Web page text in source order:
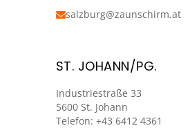
salzburg@zaunschirm.at
ST. JOHANN/PG.
Industriestraße 33
5600 St. Johann
Telefon: +43 6412 4361